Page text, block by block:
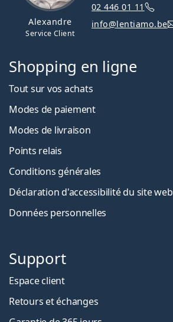
Alexandre
Service Client
02 446 01 11
info@lentiamo.be
Shopping en ligne
Tout sur vos achats
Modes de paiement
Modes de livraison
Points relais
Conditions générales
Déclaration d'accessibilité du site web
Données personnelles
Support
Espace client
Retours et échanges